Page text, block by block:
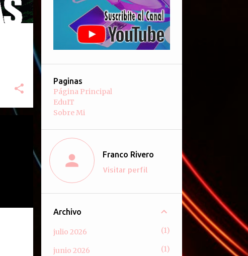
Paginas
Página Principal
EduIT
Sobre Mi
Franco Rivero
Visitar perfil
Archivo
julio 2026 1
junio 2026 1